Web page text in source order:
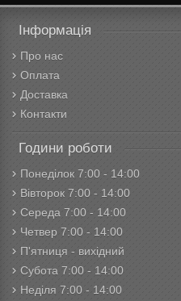
Інформація
Про нас
Оплата
Доставка
Контакти
Години роботи
Понеділок 7:00 - 14:00
Вівторок 7:00 - 14:00
Середа 7:00 - 14:00
Четвер 7:00 - 14:00
П'ятниця - вихідний
Субота 7:00 - 14:00
Неділя 7:00 - 14:00